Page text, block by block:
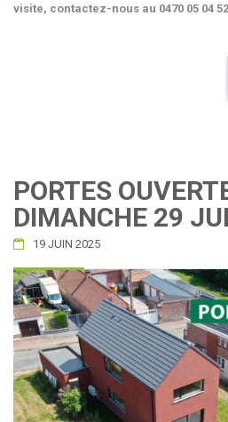
visite, contactez-nous au 0470 05 04
PORTES
DIMANCHE 29
19 JUIN 2025